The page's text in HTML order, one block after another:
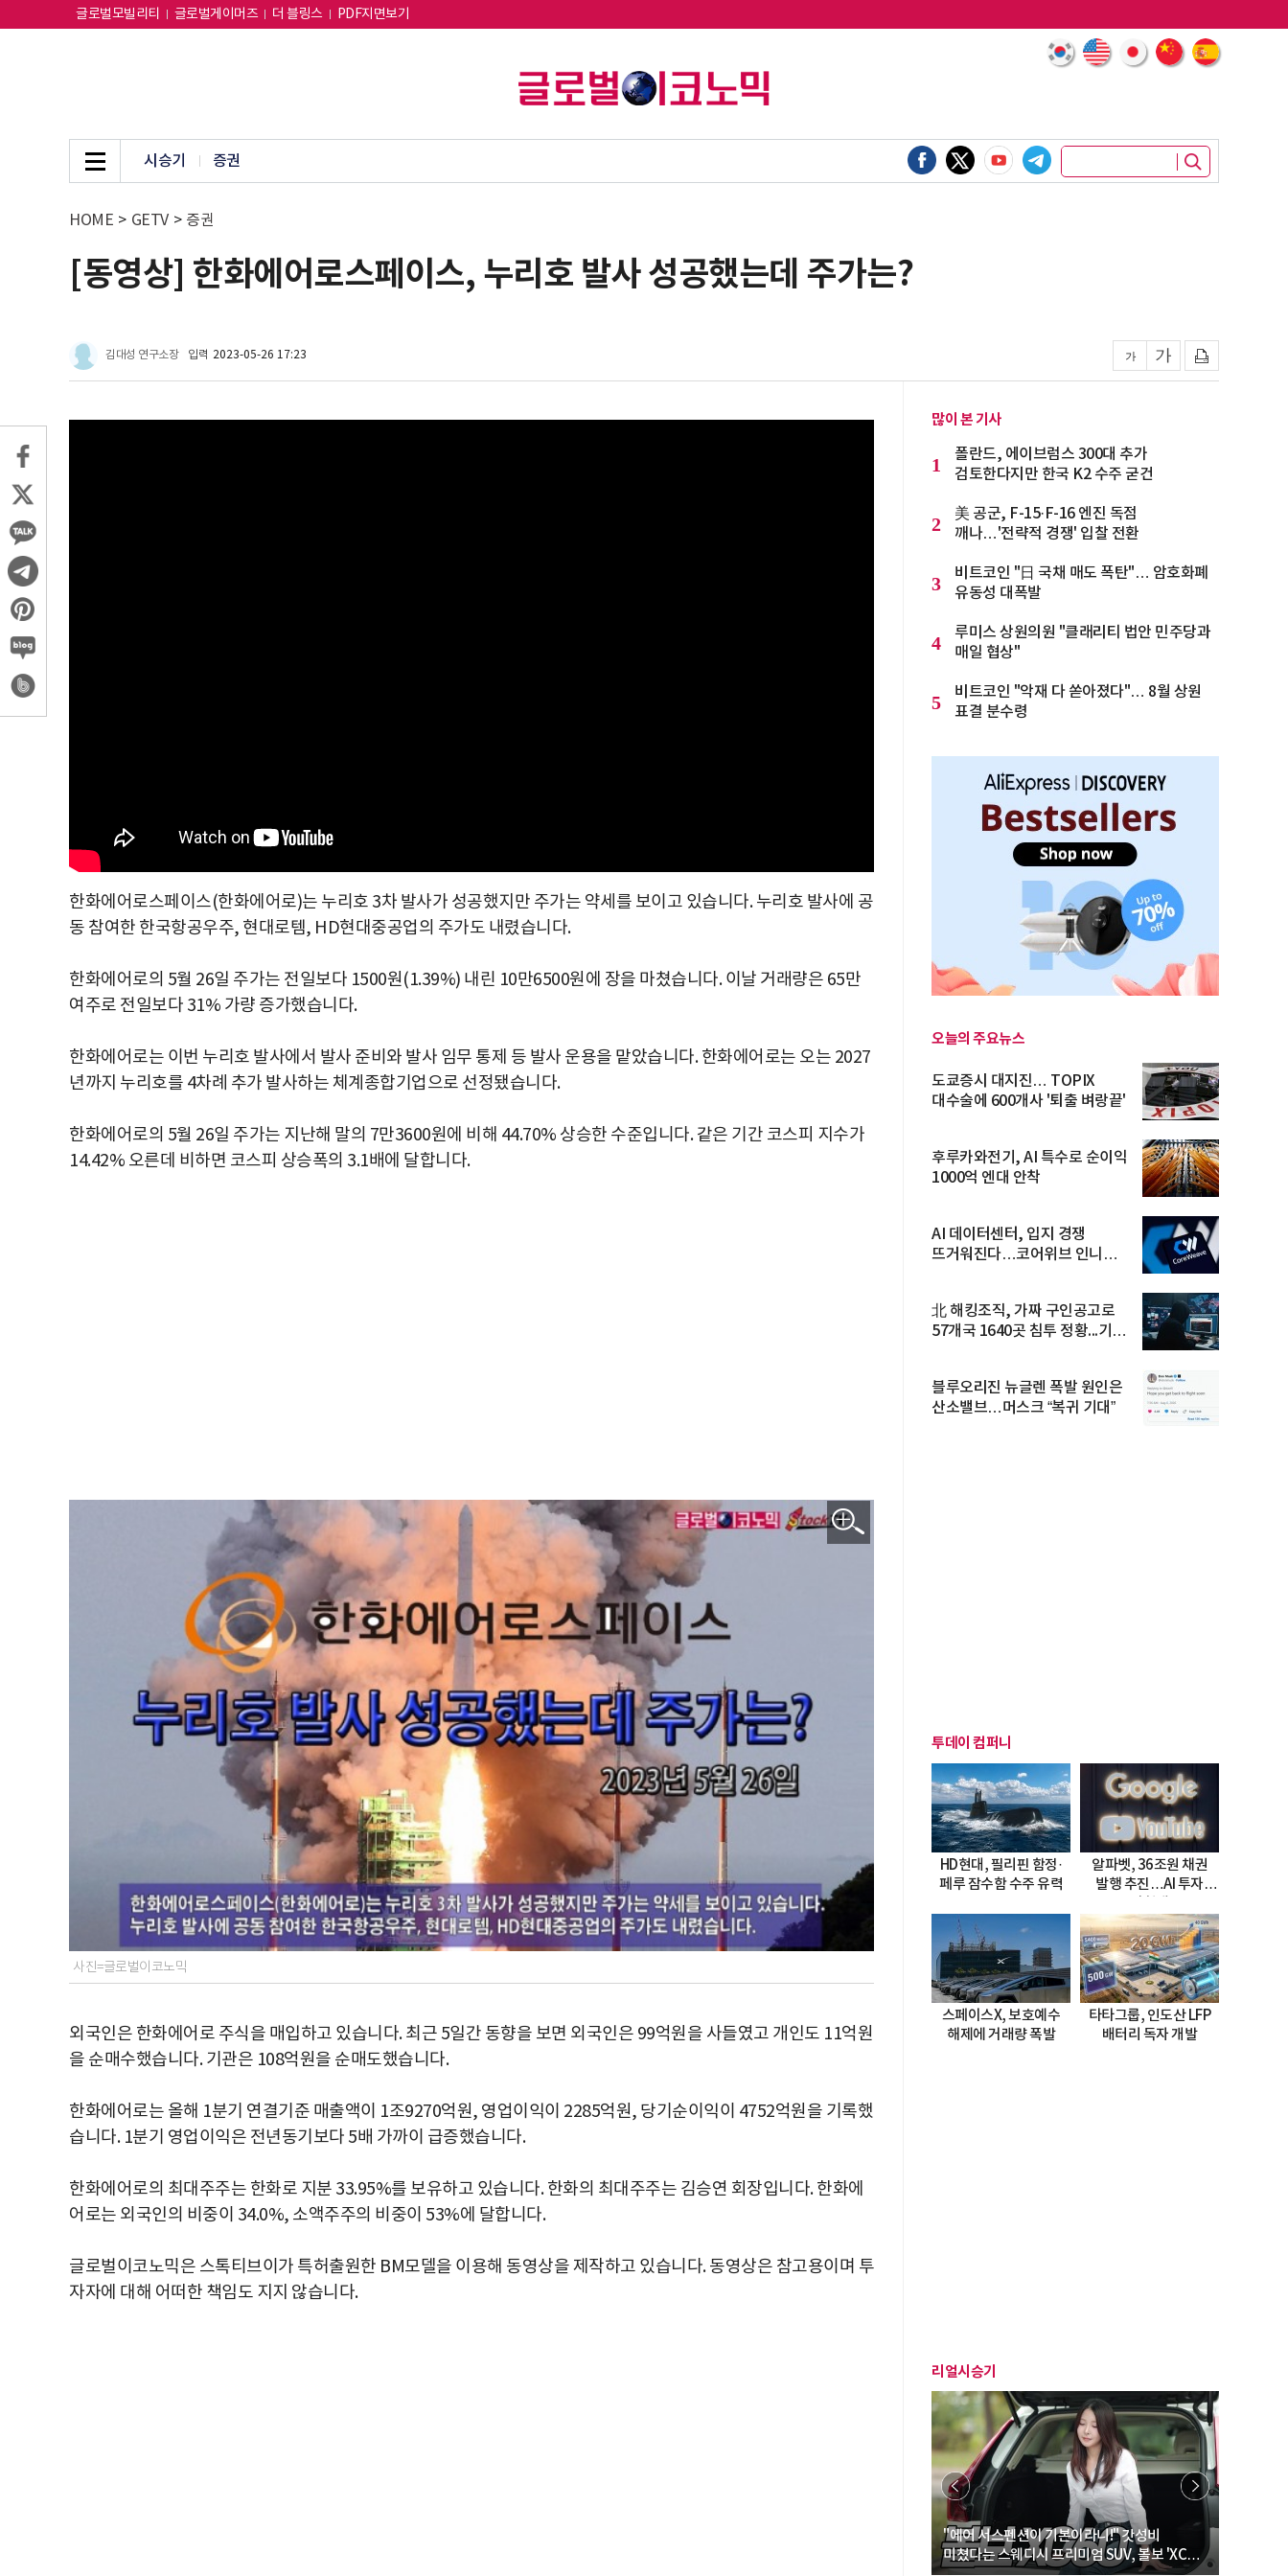
글로벌모빌리티 글로벌게이머즈 더 블링스 PDF지면보기
시승기 증권
HOME > GETV > 증권
[동영상] 한화에어로스페이스, 누리호 발사 성공했는데 주가는?
김대성 연구소장 입력 2023-05-26 17:23
한화에어로스페이스(한화에어로)는 누리호 3차 발사가 성공했지만 주가는 약세를 보이고 있습니다. 누리호 발사에 공
동 참여한 한국항공우주, 현대로템, HD현대중공업의 주가도 내렸습니다.
한화에어로의 5월 26일 주가는 전일보다 1500원(1.39%) 내린 10만6500원에 장을 마쳤습니다. 이날 거래량은 65만
여주로 전일보다 31% 가량 증가했습니다.
한화에어로는 이번 누리호 발사에서 발사 준비와 발사 임무 통제 등 발사 운용을 맡았습니다. 한화에어로는 오는 2027
년까지 누리호를 4차례 추가 발사하는 체계종합기업으로 선정됐습니다.
한화에어로의 5월 26일 주가는 지난해 말의 7만3600원에 비해 44.70% 상승한 수준입니다. 같은 기간 코스피 지수가
14.42% 오른데 비하면 코스피 상승폭의 3.1배에 달합니다.
사진=글로벌이코노믹
외국인은 한화에어로 주식을 매입하고 있습니다. 최근 5일간 동향을 보면 외국인은 99억원을 사들였고 개인도 11억원
을 순매수했습니다. 기관은 108억원을 순매도했습니다.
한화에어로는 올해 1분기 연결기준 매출액이 1조9270억원, 영업이익이 2285억원, 당기순이익이 4752억원을 기록했
습니다. 1분기 영업이익은 전년동기보다 5배 가까이 급증했습니다.
한화에어로의 최대주주는 한화로 지분 33.95%를 보유하고 있습니다. 한화의 최대주주는 김승연 회장입니다. 한화에
어로는 외국인의 비중이 34.0%, 소액주주의 비중이 53%에 달합니다.
글로벌이코노믹은 스톡티브이가 특허출원한 BM모델을 이용해 동영상을 제작하고 있습니다. 동영상은 참고용이며 투
자자에 대해 어떠한 책임도 지지 않습니다.
많이 본 기사
1
폴란드, 에이브럼스 300대 추가
검토한다지만 한국 K2 수주 굳건
2
美 공군, F-15·F-16 엔진 독점
깨나…'전략적 경쟁' 입찰 전환
3
비트코인 "日 국채 매도 폭탄"… 암호화폐
유동성 대폭발
4
루미스 상원의원 "클래리티 법안 민주당과
매일 협상"
5
비트코인 "악재 다 쏟아졌다"… 8월 상원
표결 분수령
오늘의 주요뉴스
도쿄증시 대지진… TOPIX
대수술에 600개사 '퇴출 벼랑끝'
후루카와전기, AI 특수로 순이익
1000억 엔대 안착
AI 데이터센터, 입지 경쟁
뜨거워진다…코어위브 인니
北 해킹조직, 가짜 구인공고로
57개국 1640곳 침투 정황...기업
블루오리진 뉴글렌 폭발 원인은
산소밸브…머스크 “복귀 기대”
투데이 컴퍼니
HD현대, 필리핀 함정·
페루 잠수함 수주 유력
알파벳, 36조원 채권
발행 추진…AI 투자
스페이스X, 보호예수
해제에 거래량 폭발
타타그룹, 인도산 LFP
배터리 독자 개발
리얼시승기
"에어 서스펜션이 기본이라니!" 갓성비
미쳤다는 스웨디시 프리미엄 SUV, 볼보 'XC60